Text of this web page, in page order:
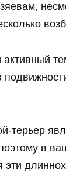
терьер
в
эти